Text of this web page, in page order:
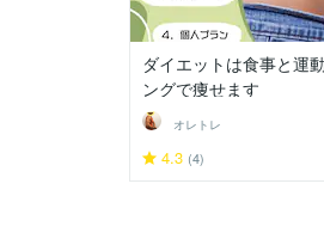
ダイエットは食事と運
ングで痩せます
オレトレ
4.3 (4)